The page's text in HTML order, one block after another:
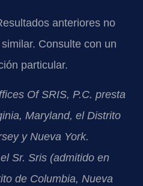
anteriores no
Consulte con un
particular.
Of SRIS, P.C. presta
Maryland, el Distrito
y Nueva York.
Sr. Sris (admitido en
de Columbia, Nueva